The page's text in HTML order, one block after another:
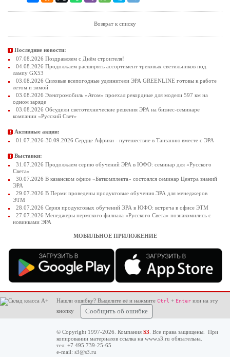
Возврат к списку
Последние новости:
07.08.2026 Поздравляем с Днём строителя!
04.08.2026 Продолжаем расширять ассортимент трековых светильников под
лампу GX53
03.08.2026 Силовые всепогодные удлинители ЭРА GREENLINE готовы к работе
летом и зимой
03.08.2026 Электромобиль «Атом» проехал рекордные для модели 597 км на
одном заряде
03.08.2026 Обсудили светотехнические решения ЭРА на бизнес-семинаре
компании «Русский Свет»
Активные акции:
01.07.2026-30.09.2026 Сердце Африки - путешествие в Танзанию вместе с ЭРА
Выставки:
31.07.2026 Продолжаем серию обучений ЭРА в ЮФО: семинар для «Русского
Света»
30.07.2026 В казанском офисе «Баткомплекта» состоялся семинар Центра знаний
ЭРА
29.07.2026 В Перми проведены продуктовые обучения ЭРА для менеджеров
ЭТМ
28.07.2026 Серия продуктовых обучений ЭРА в ЮФО: встреча в офисе ЭТМ
27.07.2026 Менеджеры пермского филиала «Русского Света» познакомились с
новинками ЭРА
МОБИЛЬНОЕ ПРИЛОЖЕНИЕ
Нашли ошибку? Выделите её и нажмите Ctrl + Enter или на эту
кнопку
Сообщить об ошибке
© Copyright 1997-2026. Компания S3 . Все права защищены. При
копировании материалов ссылка на www.s3.ru обязательна.
тел. +7 495 739-25-65
e-mail: s3@s3.ru